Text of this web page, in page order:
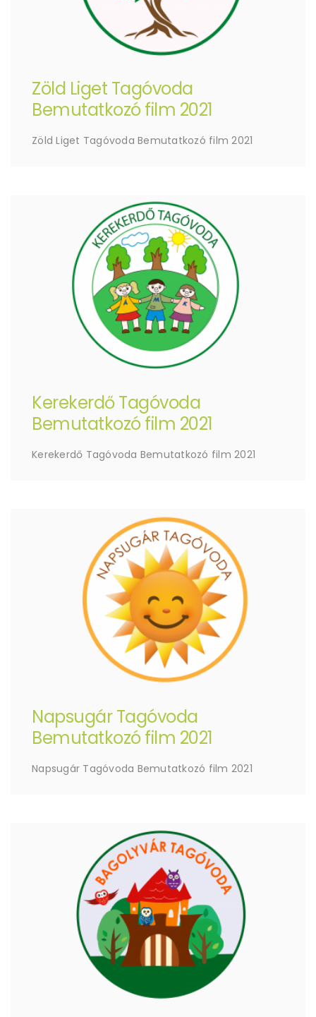
Zöld Liget Tagóvoda
Bemutatkozó film 2021
Zöld Liget Tagóvoda Bemutatkozó film 2021
Kerekerdő Tagóvoda
Bemutatkozó film 2021
Kerekerdő Tagóvoda Bemutatkozó film 2021
Napsugár Tagóvoda
Bemutatkozó film 2021
Napsugár Tagóvoda Bemutatkozó film 2021